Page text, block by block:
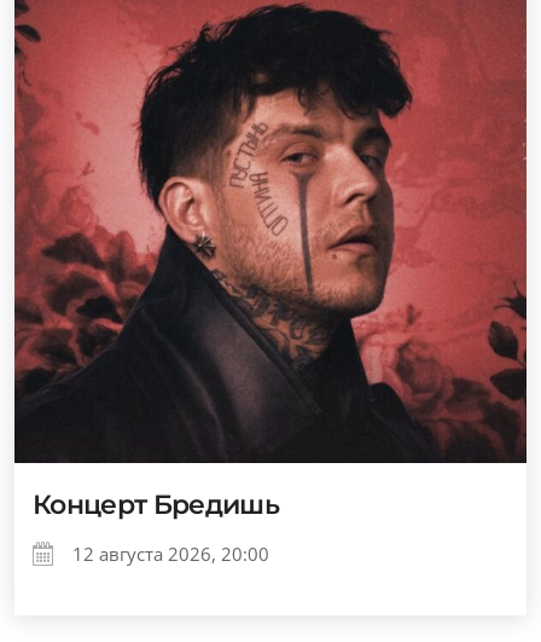
Концерт Бредишь
12 августа 2026, 20:00